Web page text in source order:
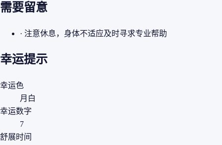
需要留意
· 注意休息，身体不适应及时寻求专业帮助
幸运提示
幸运色
月白
幸运数字
7
舒展时间